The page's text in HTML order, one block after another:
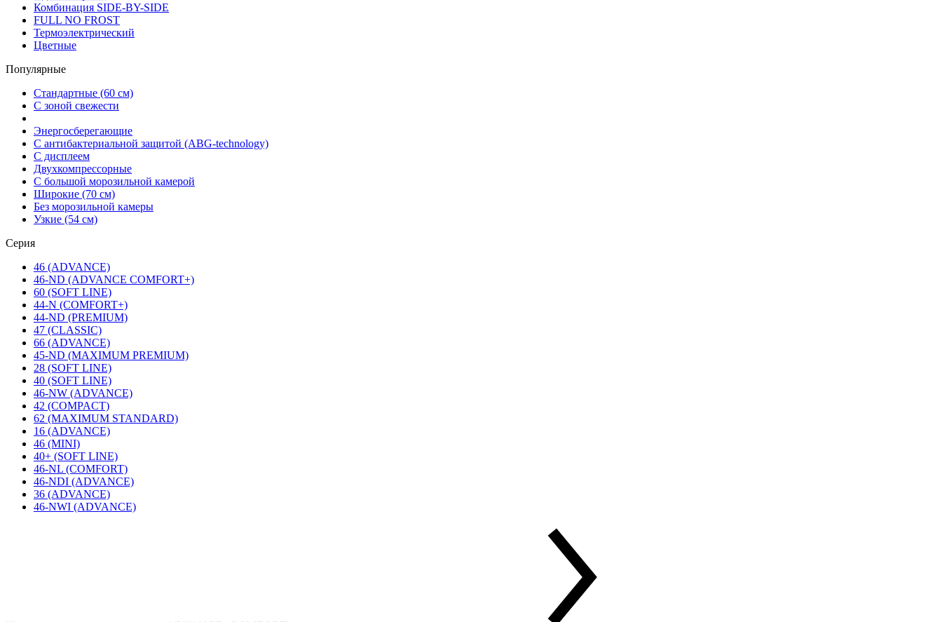
Комбинация SIDE-BY-SIDE
FULL NO FROST
Термоэлектрический
Цветные
Популярные
Стандартные (60 см)
С зоной свежести
Энергосберегающие
С антибактериальной защитой (ABG-technology)
С дисплеем
Двухкомпрессорные
С большой морозильной камерой
Широкие (70 см)
Без морозильной камеры
Узкие (54 см)
Серия
46 (ADVANCE)
46-ND (ADVANCE COMFORT+)
60 (SOFT LINE)
44-N (COMFORT+)
44-ND (PREMIUM)
47 (CLASSIC)
66 (ADVANCE)
45-ND (MAXIMUM PREMIUM)
28 (SOFT LINE)
40 (SOFT LINE)
46-NW (ADVANCE)
42 (COMPACT)
62 (MAXIMUM STANDARD)
16 (ADVANCE)
46 (MINI)
40+ (SOFT LINE)
46-NL (COMFORT)
46-NDI (ADVANCE)
36 (ADVANCE)
46-NWI (ADVANCE)